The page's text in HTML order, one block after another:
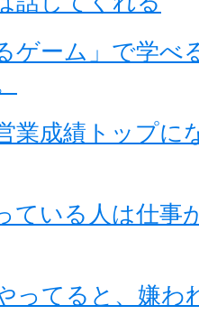
ゲーム」で学べ
業成績トップに
ている人は仕事
ってると、嫌わ